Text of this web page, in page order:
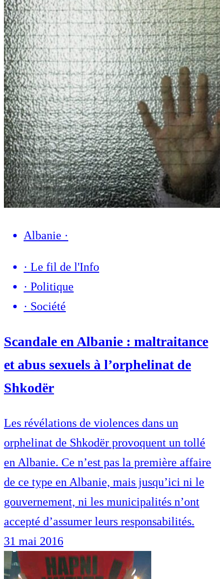
Albanie ·
· Le fil de l'Info
· Politique
· Société
Scandale en Albanie : maltraitance
et abus sexuels à l’orphelinat de
Shkodër
Les révélations de violences dans un
orphelinat de Shkodër provoquent un tollé
en Albanie. Ce n’est pas la première affaire
de ce type en Albanie, mais jusqu’ici ni le
gouvernement, ni les municipalités n’ont
accepté d’assumer leurs responsabilités.
31 mai 2016